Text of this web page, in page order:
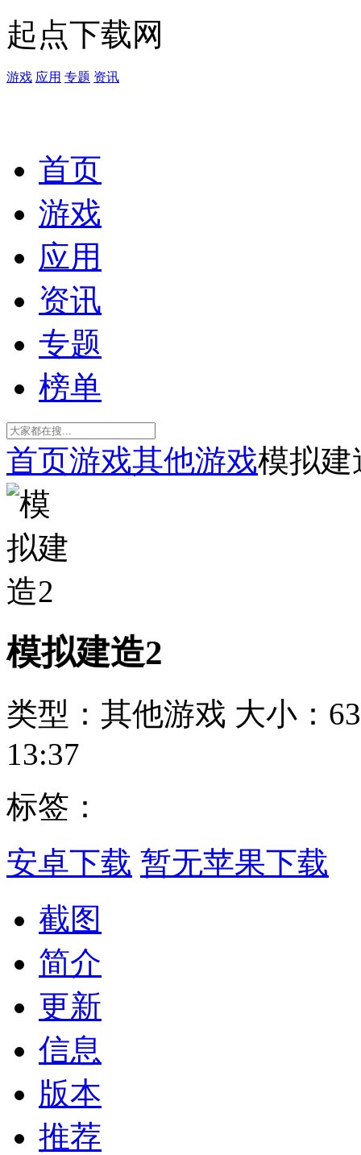
起点下载网
游戏 应用 专题 资讯
首页
游戏
应用
资讯
专题
榜单
首页游戏其他游戏模拟建
模拟建造2
类型：其他游戏 大小：
13:37
标签：
安卓下载 暂无苹果下载
截图
简介
更新
信息
版本
推荐